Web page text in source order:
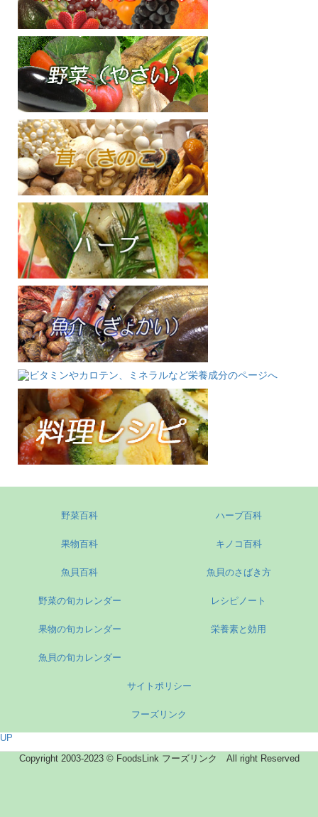
野菜百科
果物百科
魚貝百科
ハーブ百科
キノコ百科
魚貝のさばき方
野菜の旬カレンダー
果物の旬カレンダー
魚貝の旬カレンダー
レシピノート
栄養素と効用
サイトポリシー
フーズリンク
UP
Copyright 2003-2023 © FoodsLink フーズリンク All right Reserved